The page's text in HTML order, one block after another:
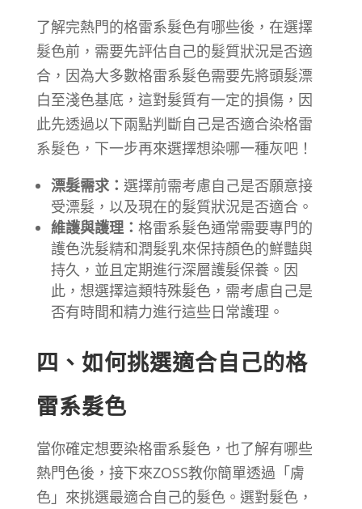
了解完熱門的格雷系髮色有哪些後，在選擇
髮色前，需要先評估自己的髮質狀況是否適
合，因為大多數格雷系髮色需要先將頭髮漂
白至淺色基底，這對髮質有一定的損傷，因
此先透過以下兩點判斷自己是否適合染格雷
系髮色，下一步再來選擇想染哪一種灰吧！
漂髮需求： 選擇前需考慮自己是否願意接
受漂髮，以及現在的髮質狀況是否適合。
維護與護理： 格雷系髮色通常需要專門的
護色洗髮精和潤髮乳來保持顏色的鮮豔與
持久，並且定期進行深層護髮保養。因
此，想選擇這類特殊髮色，需考慮自己是
否有時間和精力進行這些日常護理。
四、如何挑選適合自己的格
雷系髮色
當你確定想要染格雷系髮色，也了解有哪些
熱門色後，接下來ZOSS教你簡單透過「膚
色」來挑選最適合自己的髮色。選對髮色，